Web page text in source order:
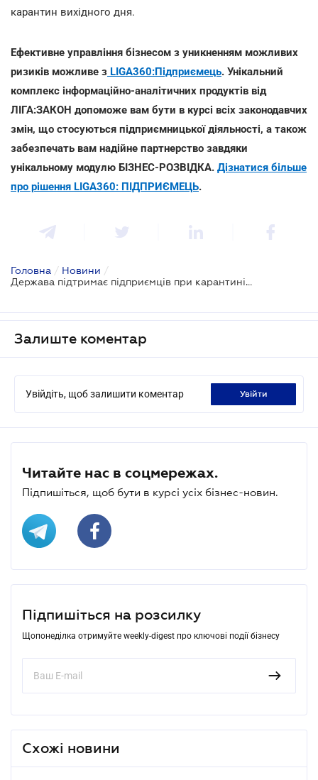
карантин вихідного дня.
Ефективне управління бізнесом з уникненням можливих
ризиків можливе з LIGA360:Підприємець. Унікальний
комплекс інформаційно-аналітичних продуктів від
ЛІГА:ЗАКОН допоможе вам бути в курсі всіх законодавчих
змін, що стосуються підприємницької діяльності, а також
забезпечать вам надійне партнерство завдяки
унікальному модулю БІЗНЕС-РОЗВІДКА. Дізнатися більше
про рішення LIGA360: ПІДПРИЄМЕЦЬ.
Головна / Новини /
Держава підтримає підприємців при карантині вихідного дня - Денис Шмигаль
Залиште коментар
Увійдіть, щоб залишити коментар увійти
Читайте нас в соцмережах.
Підпишіться, щоб бути в курсі усіх бізнес-новин.
Підпишіться на розсилку
Щопонеділка отримуйте weekly-digest про ключові події бізнесу
Схожі новини